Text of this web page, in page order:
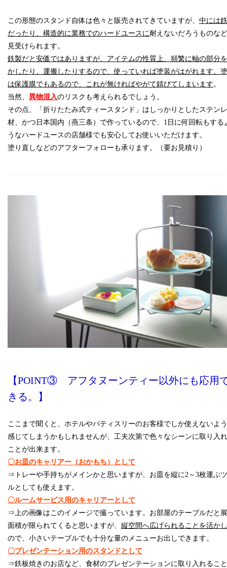
この形態のスタンド自体は色々と販売されてきていますが、 中には
だったり、構造的に業務でのハードユースに耐えないだろうものな
見受けられます。
鉄製だと安価ではありますが、アイテムの性質上、頻繁に軸の部分
かしたり、運搬したりするので、使っていれば塗装がはがれます。
は保護膜でもあるので、これが無ければやがて錆びてしまいます。
当然、 異物混入のリスクも考えられるでしょう。
その点、「折りたたみ式ティースタンド」はしっかりとしたステン
材、かつ日本国内（燕三条）で作っているので、1日に何回転もする
うなハードユースの店舗様でも安心してお使いいただけます。
塗り直しなどのアフターフォローも承ります。（要お見積り）
【POINT③ アフタヌーンティー以外にも応用
きる。】
ここまで聞くと、ホテルやパティスリーのお客様でしか使えないよ
感じてしまうかもしれませんが、工夫次第で色々なシーンに取り入
ことが出来ます。
〇お皿のキャリアー（おかもち）として
⇒トレーや手持ちがメインかと思いますが、 お皿を縦に2～3枚運ぶ
ルとしても使えます。
〇ルームサービス用のキャリアーとして
⇒上の画像はこのイメージで撮っています。お部屋のテーブルだと
面積が限られてくると思いますが、 縦空間へ広げられることを活か
ので、 小さいテーブルでも十分な量のメニューお出しできます。
〇プレゼンテーション用のスタンドとして
⇒鉄板焼きのお店など、 食材のプレゼンテーションに取り入れること